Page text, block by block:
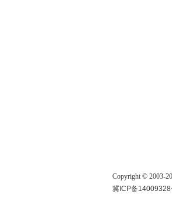
Copyright © 2003-
冀ICP备14009328